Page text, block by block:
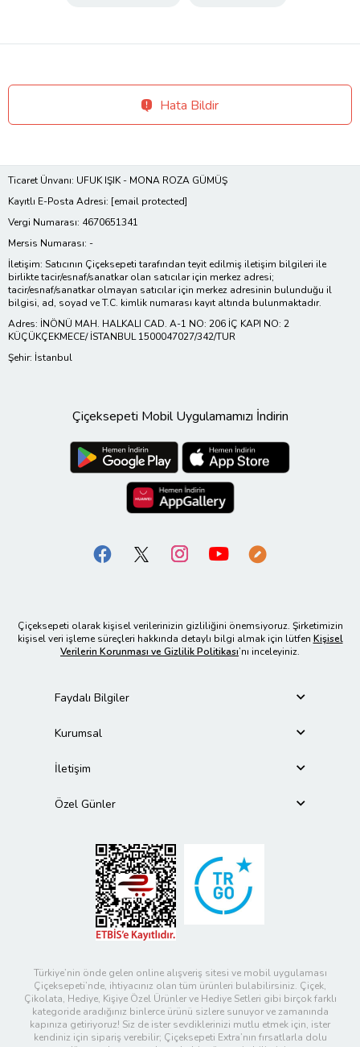
Hata Bildir
Ticaret Ünvanı: UFUK IŞIK - MONA ROZA GÜMÜŞ
Kayıtlı E-Posta Adresi: [email protected]
Vergi Numarası: 4670651341
Mersis Numarası: -
İletişim: Satıcının Çiçeksepeti tarafından teyit edilmiş iletişim bilgileri ile
birlikte tacir/esnaf/sanatkar olan satıcılar için merkez adresi;
tacir/esnaf/sanatkar olmayan satıcılar için merkez adresinin bulunduğu il
bilgisi, ad, soyad ve T.C. kimlik numarası kayıt altında bulunmaktadır.
Adres: İNÖNÜ MAH. HALKALI CAD. A-1 NO: 206 İÇ KAPI NO: 2
KÜÇÜKÇEKMECE/ İSTANBUL 1500047027/342/TUR
Şehir: İstanbul
Çiçeksepeti Mobil Uygulamamızı İndirin
Çiçeksepeti olarak kişisel verilerinizin gizliliğini önemsiyoruz. Şirketimizin
kişisel veri işleme süreçleri hakkında detaylı bilgi almak için lütfen Kişisel
Verilerin Korunması ve Gizlilik Politikası’nı inceleyiniz.
Faydalı Bilgiler
Kurumsal
İletişim
Özel Günler
Türkiye’nin önde gelen online alışveriş sitesi ve mobil uygulaması
Çiçeksepeti’nde, ihtiyacınız olan tüm ürünleri bulabilirsiniz. Çiçek,
Çikolata, Hediye, Kişiye Özel Ürünler ve Hediye Setleri gibi birçok farklı
kategoride aradığınız binlerce ürünü sizlere sunuyor ve zamanında
kapınıza getiriyoruz! Siz de ister sevdiklerinizi mutlu etmek için, ister
kendiniz için sipariş verebilir; Çiçeksepeti Extra’nın fırsatlarla dolu